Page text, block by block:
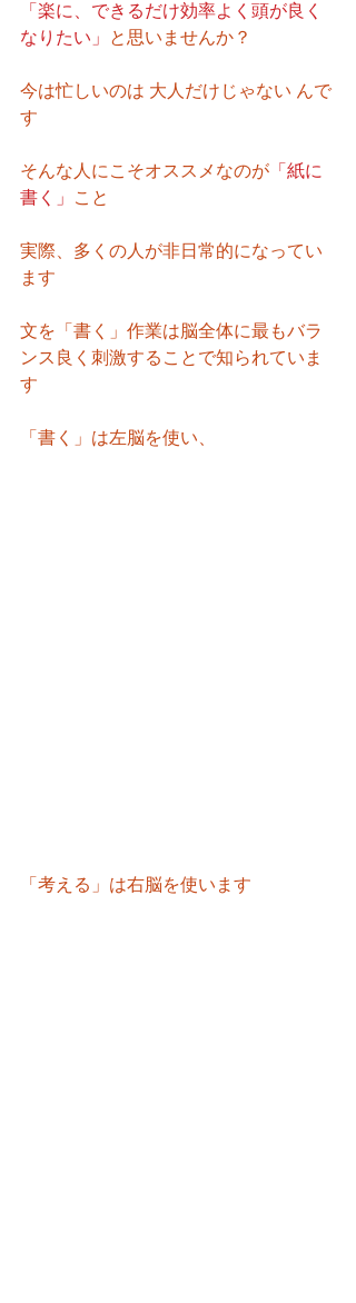
「楽に、できるだけ効率よく頭が良く
なりたい」
と思いませんか？
今は忙しいのは 大人だけじゃない んで
す
そんな人にこそオススメなのが 「紙に
書く」
こと
実際、多くの人が非日常的になってい
ます
文を「書く」作業は脳全体に最もバラ
ンス良く刺激することで知られていま
す
「書く」は左脳を使い、
「考える」は右脳を使います